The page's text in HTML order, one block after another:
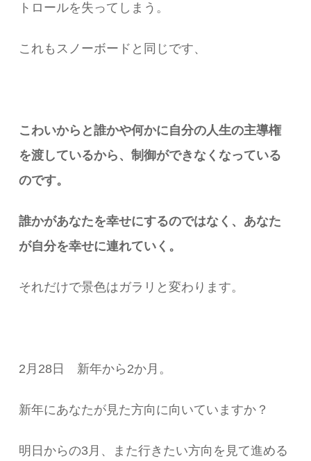
トロールを失ってしまう。
これもスノーボードと同じです、​
こわいからと誰かや何かに自分の人生の主導権
を渡しているから、制御ができなくなっている
のです。
誰かがあなたを幸せにするのではなく、 あなた
が自分を幸せに連れていく。
それだけで景色はガラリと変わります。
2月28日 新年から2か月。
新年にあなたが見た方向に向いていますか？
明日からの3月、また行きたい方向を見て進める